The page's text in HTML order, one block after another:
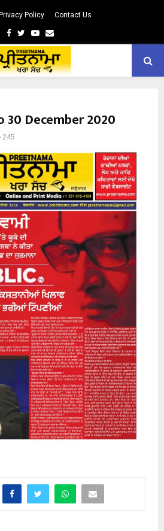
Privacy Policy Contact Us
Facebook
TwitterYoutube
Email
30 December 2020
245